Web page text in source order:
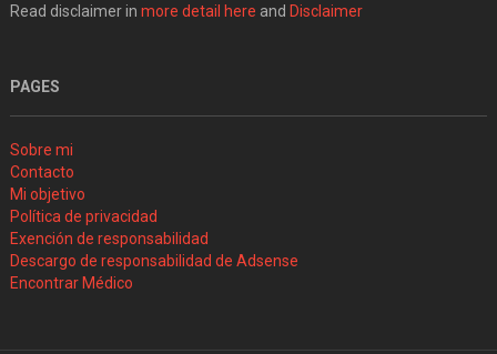
Read disclaimer in more detail here and Disclaimer
PAGES
Sobre mi
Contacto
Mi objetivo
Política de privacidad
Exención de responsabilidad
Descargo de responsabilidad de Adsense
Encontrar Médico